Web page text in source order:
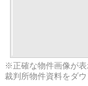
※正確な物件画像が
裁判所物件資料をダ